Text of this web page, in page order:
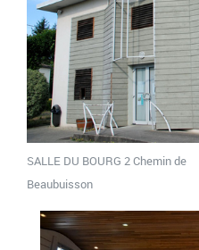
SALLE DU BOURG 2 Chemin de
Beaubuisson